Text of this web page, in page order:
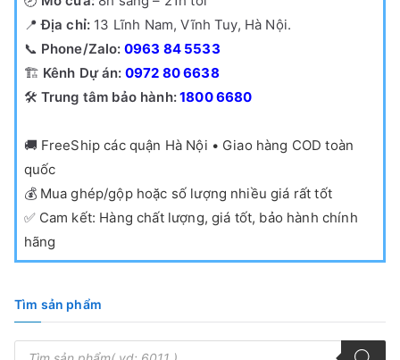
📍Địa chỉ: 13 Lĩnh Nam, Vĩnh Tuy, Hà Nội.
📞 Phone/Zalo: 0963 84 5533
🏗️ Kênh Dự án: 0972 80 6638
🛠️ Trung tâm bảo hành:1800 6680
🚚 FreeShip các quận Hà Nội • Giao hàng COD toàn
quốc
💰 Mua ghép/gộp hoặc số lượng nhiều giá rất tốt
✅ Cam kết: Hàng chất lượng, giá tốt, bảo hành chính
hãng
Tìm sản phẩm
T